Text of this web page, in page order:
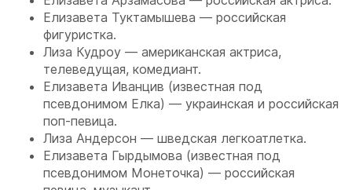
Елизавета Туктамышева — российская
фигуристка.
Лиза Кудроу — американская актриса,
телеведущая, комедиант.
Елизавета Иванцив (известная под
псевдонимом Елка) — украинская и российская
поп-певица.
Лиза Андерсон — шведская легкоатлетка.
Елизавета Гырдымова (известная под
псевдонимом Монеточка) — российская